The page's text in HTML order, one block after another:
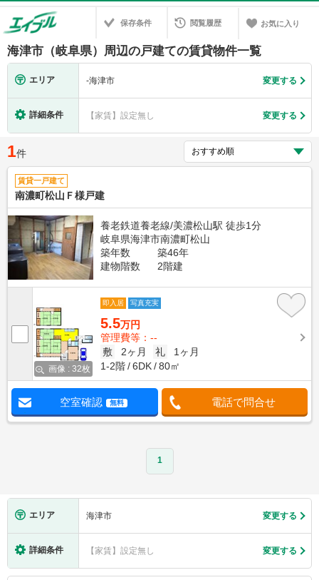
保存条件 閲覧履歴 お気に入り
海津市（岐阜県）周辺の戸建ての賃貸物件一覧
エリア -海津市 変更する
詳細条件 【家賃】設定無し 変更する
1件
賃貸一戸建て
南濃町松山Ｆ様戸建
養老鉄道養老線/美濃松山駅 徒歩1分
岐阜県海津市南濃町松山
築年数
築46年
建物階数
2階建
画像 : 32枚
即入居 写真充実
5.5万円
管理費等：--
敷
2ヶ月 礼
1ヶ月
1-2階
6DK 80㎡
空室確認 無料 電話で問合せ
1
エリア 海津市 変更する
詳細条件 【家賃】設定無し 変更する